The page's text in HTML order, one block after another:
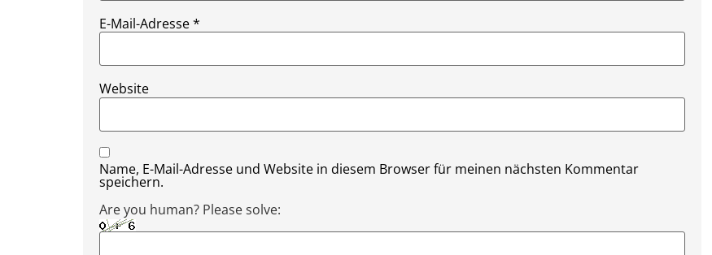
E-Mail-Adresse*
Website
Name, E-Mail-Adresse und Website in diesem Browser für meinen nächsten Kommentar
speichern.
Are you human? Please solve: